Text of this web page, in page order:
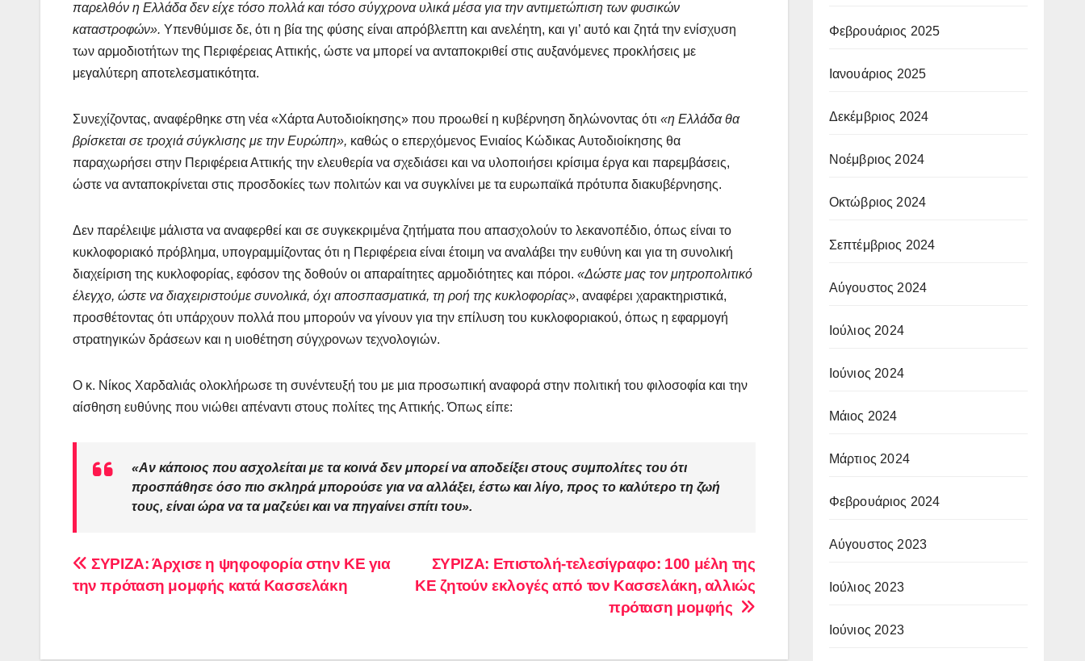
παρελθόν η Ελλάδα δεν είχε τόσο πολλά και τόσο σύγχρονα υλικά μέσα για την αντιμετώπιση των φυσικών
καταστροφών». Υπενθύμισε δε, ότι η βία της φύσης είναι απρόβλεπτη και ανελέητη, και γι’ αυτό και ζητά την ενίσχυση
των αρμοδιοτήτων της Περιφέρειας Αττικής, ώστε να μπορεί να ανταποκριθεί στις αυξανόμενες προκλήσεις με
μεγαλύτερη αποτελεσματικότητα.
Συνεχίζοντας, αναφέρθηκε στη νέα «Χάρτα Αυτοδιοίκησης» που προωθεί η κυβέρνηση δηλώνοντας ότι «η Ελλάδα θα
βρίσκεται σε τροχιά σύγκλισης με την Ευρώπη», καθώς ο επερχόμενος Ενιαίος Κώδικας Αυτοδιοίκησης θα
παραχωρήσει στην Περιφέρεια Αττικής την ελευθερία να σχεδιάσει και να υλοποιήσει κρίσιμα έργα και παρεμβάσεις,
ώστε να ανταποκρίνεται στις προσδοκίες των πολιτών και να συγκλίνει με τα ευρωπαϊκά πρότυπα διακυβέρνησης.
Δεν παρέλειψε μάλιστα να αναφερθεί και σε συγκεκριμένα ζητήματα που απασχολούν το λεκανοπέδιο, όπως είναι το
κυκλοφοριακό πρόβλημα, υπογραμμίζοντας ότι η Περιφέρεια είναι έτοιμη να αναλάβει την ευθύνη και για τη συνολική
διαχείριση της κυκλοφορίας, εφόσον της δοθούν οι απαραίτητες αρμοδιότητες και πόροι. «Δώστε μας τον μητροπολιτικό
έλεγχο, ώστε να διαχειριστούμε συνολικά, όχι αποσπασματικά, τη ροή της κυκλοφορίας», αναφέρει χαρακτηριστικά,
προσθέτοντας ότι υπάρχουν πολλά που μπορούν να γίνουν για την επίλυση του κυκλοφοριακού, όπως η εφαρμογή
στρατηγικών δράσεων και η υιοθέτηση σύγχρονων τεχνολογιών.
Ο κ. Νίκος Χαρδαλιάς ολοκλήρωσε τη συνέντευξή του με μια προσωπική αναφορά στην πολιτική του φιλοσοφία και την
αίσθηση ευθύνης που νιώθει απέναντι στους πολίτες της Αττικής. Όπως είπε:
«Αν κάποιος που ασχολείται με τα κοινά δεν μπορεί να αποδείξει στους συμπολίτες του ότι
προσπάθησε όσο πιο σκληρά μπορούσε για να αλλάξει, έστω και λίγο, προς το καλύτερο τη ζωή
τους, είναι ώρα να τα μαζεύει και να πηγαίνει σπίτι του».
Πλοήγηση
άρθρων
ΣΥΡΙΖΑ: Επιστολή-τελεσίγραφο: 100 μέλη της
ΚΕ ζητούν εκλογές από τον Κασσελάκη, αλλιώς
πρόταση μομφής
ΣΥΡΙΖΑ: Άρχισε η ψηφοφορία στην ΚΕ για
την πρόταση μομφής κατά Κασσελάκη
Φεβρουάριος 2025
Ιανουάριος 2025
Δεκέμβριος 2024
Νοέμβριος 2024
Οκτώβριος 2024
Σεπτέμβριος 2024
Αύγουστος 2024
Ιούλιος 2024
Ιούνιος 2024
Μάιος 2024
Μάρτιος 2024
Φεβρουάριος 2024
Αύγουστος 2023
Ιούλιος 2023
Ιούνιος 2023